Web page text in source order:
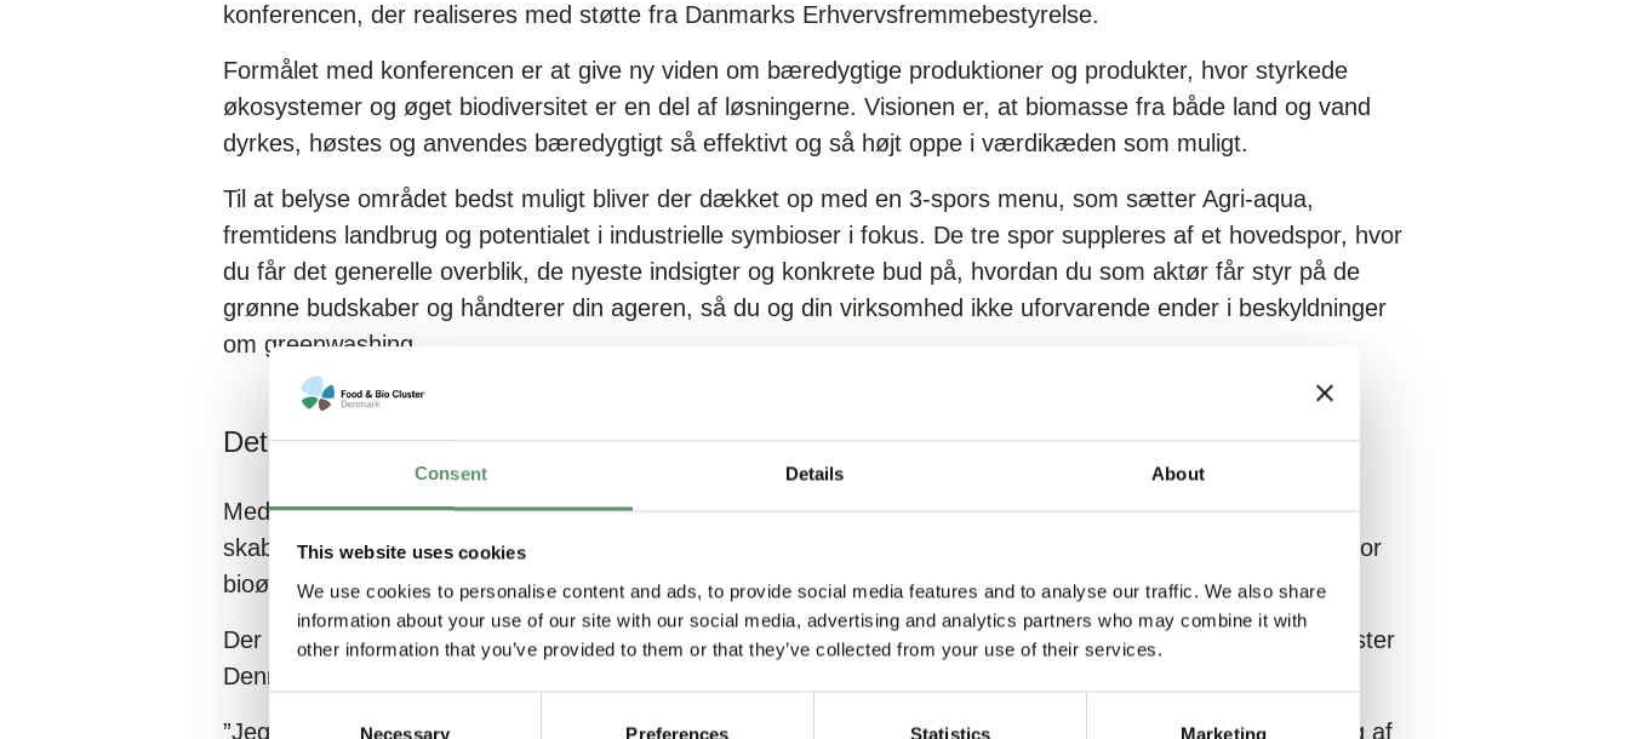
Consent Details About
This website uses cookies
We use cookies to personalise content and ads, to provide social media features and to analyse our traffic. We also share
information about your use of our site with our social media, advertising and analytics partners who may combine it with
other information that you’ve provided to them or that they’ve collected from your use of their services.
Necessary Preferences Statistics Marketing
konferencen, der realiseres med støtte fra Danmarks Erhvervsfremmebestyrelse.
Formålet med konferencen er at give ny viden om bæredygtige produktioner og produkter, hvor styrkede
økosystemer og øget biodiversitet er en del af løsningerne. Visionen er, at biomasse fra både land og vand
dyrkes, høstes og anvendes bæredygtigt så effektivt og så højt oppe i værdikæden som muligt.
Til at belyse området bedst muligt bliver der dækket op med en 3-spors menu, som sætter Agri-aqua,
fremtidens landbrug og potentialet i industrielle symbioser i fokus. De tre spor suppleres af et hovedspor, hvor
du får det generelle overblik, de nyeste indsigter og konkrete bud på, hvordan du som aktør får styr på de
grønne budskaber og håndterer din ageren, så du og din virksomhed ikke uforvarende ender i beskyldninger
om greenwashing.
Det får du ud af konferencen
Med et bredt og inspirerende program får du blandt andet indblik i, hvordan små og store virksomheder
skaber ny forretning med bioøkonomi, inspiration fra forskere fra landets førende videninstitutioner inden for
bioøkonomi, som giver deres bud på de næste realiserbare forretningsmuligheder.
Der er rigtig meget at vælge imellem i det store program, så vi har spurgt eventansvarlig i Food & Bio Cluster
Denmark, Senior Innovation Manager Signe Værbak, hvad hun vil have ekstra fokus på i programmet.
”Jeg ser meget frem til at høre en række bud på, hvordan vi i Danmark kan sikre en tilstrækkelig forsyning af